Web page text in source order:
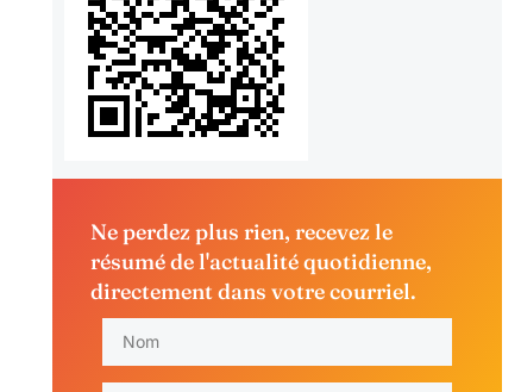
Ne perdez plus rien, recevez le
résumé de l'actualité quotidienne,
directement dans votre courriel.